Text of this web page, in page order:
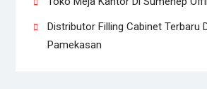
Distributor Filling Cabinet Terbaru
Pamekasan